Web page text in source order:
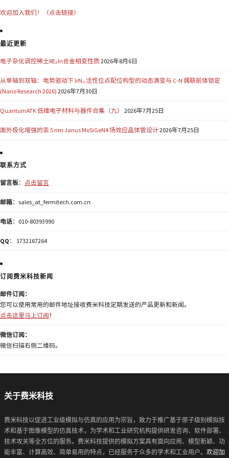
欢迎加入我们！（点击链接）
最近更新
电子杂化调控稀土RE₂In合金相变性质2026年8月6日
从单轴到双轴：电势驱动下 IrN₄ 活性位点配位构型的动态演变与 C-N 偶联前体锁定
(Nano Research 2026) 2026年7月30日
QuantumATK 低维电子材料与器件合集（九） 2026年7月25日
面外极化增强的亚 5 nm Janus MoSiGeN4 场效应晶体管设计2026年7月25日
联系方式
留言板： 点击留言
邮箱：sales_at_fermitech.com.cn
电话：010-80393990
QQ ： 1732167264
订阅费米科技新闻
邮件订阅：
您可以使用常用的邮件地址接收费米科技定期发送的产品更新和新闻。
点击这里马上订阅 ！
微信订阅：
微信扫描右侧二维码。
关于费米科技
费米科技以促进工业级模拟与仿真的应用为宗旨，致力于推广基于原子级别模拟技
术和基于图像模型的仿真技术，为学术和工业研究机构提供研发咨询、软件部署、
技术攻关等全方位的服务。费米科技提供的模拟方案具有面向应用、模型新颖、功
能丰富、计算高效、简单易用的特点，已经服务于众多的学术和工业用户。 欢迎加